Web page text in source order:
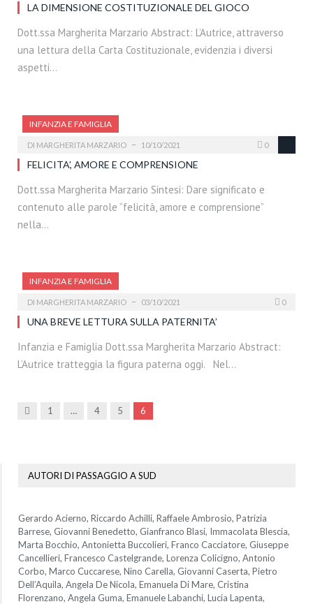
LA DIMENSIONE COSTITUZIONALE DEL GIOCO
Dott.ssa Margherita Marzario Abstract: L’Autrice, attraverso
una lettura della Carta Costituzionale, evidenzia i diversi
aspetti…
INFANZIA E FAMIGLIA
DI MARGHERITA MARZARIO 10/10/2021 0
FELICITA’, AMORE E COMPRENSIONE
Dott.ssa Margherita Marzario Sintesi: Dare significato e
contenuto alle parole “felicità, amore e comprensione”
nella…
INFANZIA E FAMIGLIA
DI MARGHERITA MARZARIO 03/10/2021 0
UNA BREVE LETTURA SULLA PATERNITA’
Infanzia e Famiglia Dott.ssa Margherita Marzario Abstract:
L’Autrice tratteggia la figura paterna oggi. Nel…
Precedenti
1 … 4 5 6
AUTORI DI PASSAGGIO A SUD
Gerardo Acierno, Riccardo Achilli, Raffaele Ambrosio, Patrizia
Barrese, Giovanni Benedetto, Gianfranco Blasi, Immacolata Blescia,
Marta Bocchio, Antonietta Buccolieri, Franco Cacciatore, Giuseppe
Cancellieri, Francesco Castelgrande, Lorenza Colicigno, Antonio
Corbo, Marco Cuccarese, Nino Carella, Giovanni Caserta, Pietro
Dell’Aquila, Angela De Nicola, Emanuela Di Mare, Cristina
Florenzano, Angela Guma, Emanuele Labanchi, Lucia Lapenta,